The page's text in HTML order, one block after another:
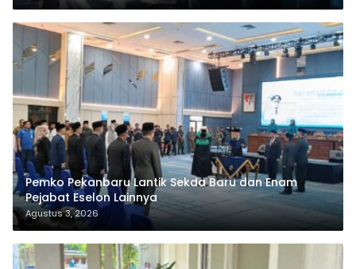
Pemko Pekanbaru Lantik Sekda Baru dan Enam
Pejabat Eselon Lainnya
Agustus 3, 2026